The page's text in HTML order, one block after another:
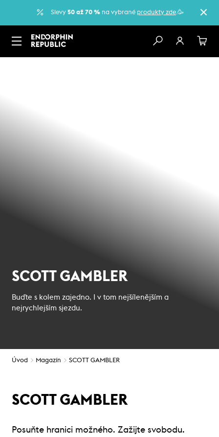
Slevy 50 až 70 % na vybrané produkty zde.🥳
SCOTT GAMBLER
Buďte s kolem zajedno. I v tom nejšílenějším a
nejrychlejším sjezdu.
Úvod Magazín SCOTT GAMBLER
SCOTT GAMBLER
Posuňte hranici možného. Zažijte svobodu.